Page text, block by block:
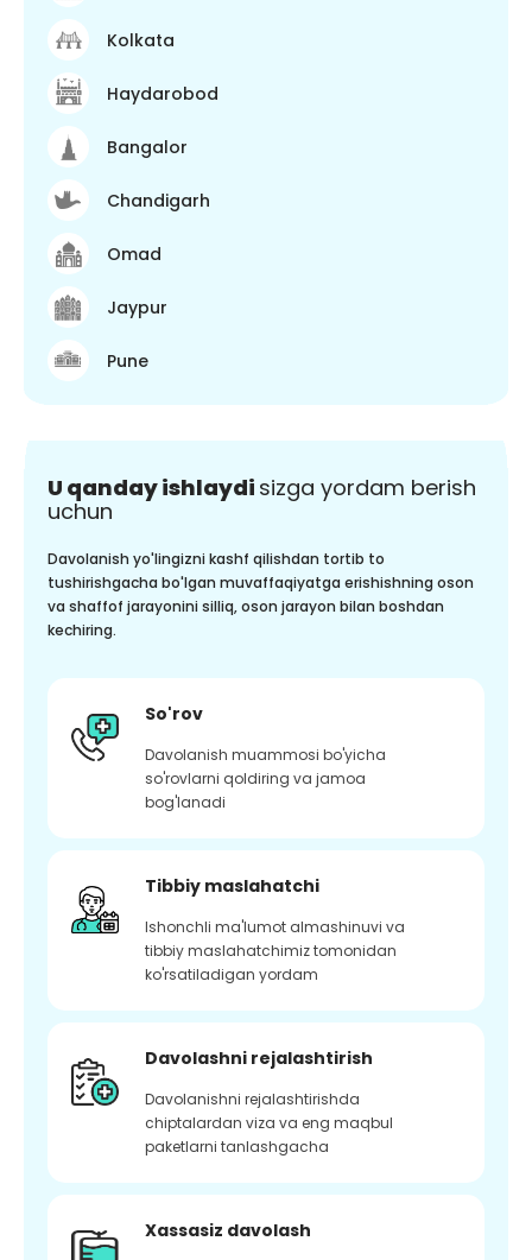
Kolkata
Haydarobod
Bangalor
Chandigarh
Omad
Jaypur
Pune
U qanday ishlaydi sizga yordam berish
uchun
Davolanish yo'lingizni kashf qilishdan tortib to
tushirishgacha bo'lgan muvaffaqiyatga erishishning oson
va shaffof jarayonini silliq, oson jarayon bilan boshdan
kechiring.
So'rov
Davolanish muammosi bo'yicha
so'rovlarni qoldiring va jamoa
bog'lanadi
Tibbiy maslahatchi
Ishonchli ma'lumot almashinuvi va
tibbiy maslahatchimiz tomonidan
ko'rsatiladigan yordam
Davolashni rejalashtirish
Davolanishni rejalashtirishda
chiptalardan viza va eng maqbul
paketlarni tanlashgacha
Xassasiz davolash